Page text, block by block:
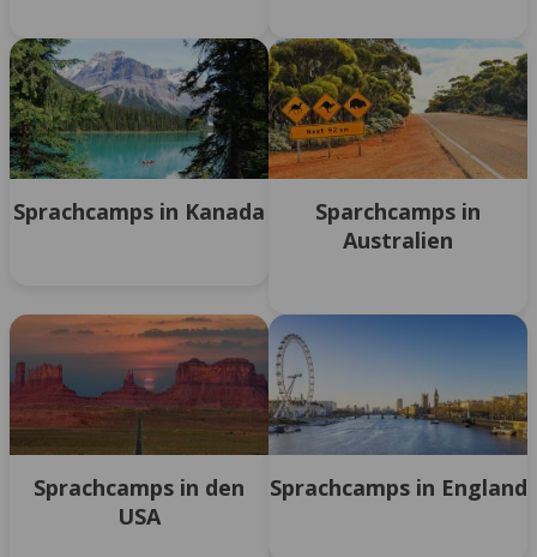
Sprachcamps in Kanada
Sparchcamps in
Australien
Sprachcamps in den
USA
Sprachcamps in England